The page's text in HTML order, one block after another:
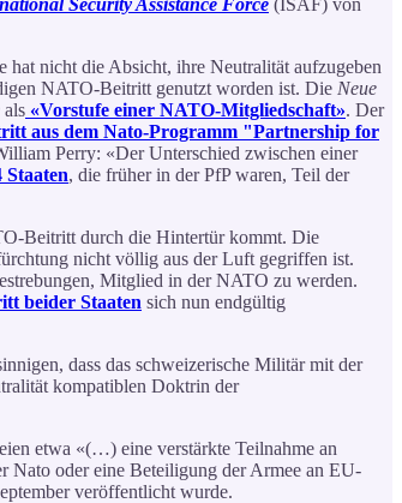
nicht die Absicht, ihre Neutralität aufzugeben
NATO-Beitritt genutzt worden ist. Die Neue
als «Vorstufe einer NATO-Mitgliedschaft». Der
aus dem Nato-Programm "Partnership for
Perry: «Der Unterschied zwischen einer
Staaten, die früher in der PfP waren, Teil der
Beitritt durch die Hintertür kommt. Die
nicht völlig aus der Luft gegriffen ist.
Mitglied in der NATO zu werden.
beider Staaten sich nun endgültig
dass das schweizerische Militär mit der
kompatiblen Doktrin der
etwa «(…) eine verstärkte Teilnahme an
Nato oder eine Beteiligung der Armee an EU-
veröffentlicht wurde.